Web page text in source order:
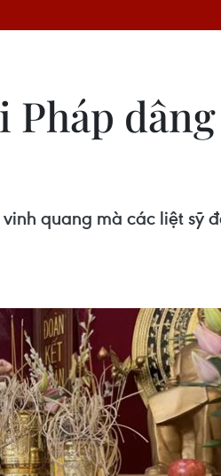
quang mà các liệt sỹ